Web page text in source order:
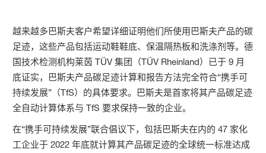
越来越多巴斯夫客户希望详细证明他们所使用巴斯夫产品的碳
足迹，这些产品包括运动鞋鞋底、保温隔热板和洗涤剂等。德
国技术检测机构莱茵 TÜV 集团（TÜV Rheinland）已于 9 月
底证实，巴斯夫产品碳足迹计算和报告方法完全符合“携手可
持续发展”（TfS）的具体要求。巴斯夫是首家将其产品碳足迹
全自动计算体系与 TfS 要求保持一致的企业。
在“携手可持续发展”联合倡议下，包括巴斯夫在内的 47 家化
工企业于 2022 年底就计算其产品碳足迹的全球统一标准达成